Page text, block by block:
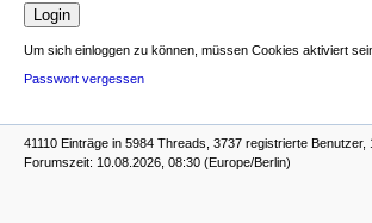
Um sich einloggen zu können, müssen Cookies aktiviert
Passwort vergessen
41110 Einträge in 5984 Threads, 3737 registrierte
Forumszeit: 10.08.2026, 08:30 (Europe/Berlin)